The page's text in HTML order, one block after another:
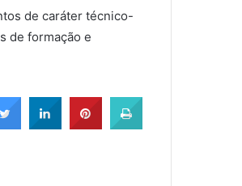
de caráter técnico-
de formação e